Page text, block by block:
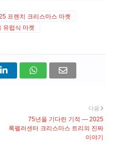
프렌치 크리스마스 마켓
유럽식 마켓
다음
75년을 기다린 기적 — 2025
록펠러센터 크리스마스 트리의 진짜
이야기